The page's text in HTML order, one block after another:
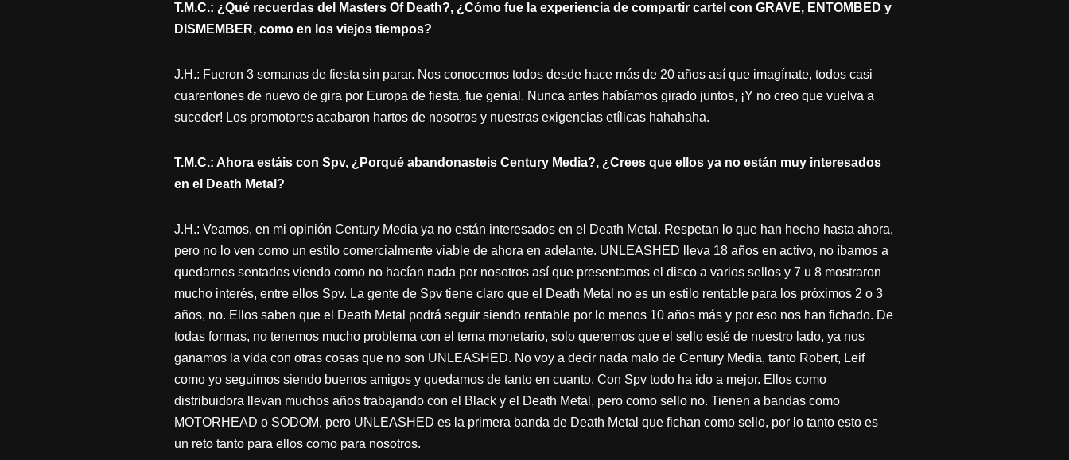
T.M.C.: ¿Qué recuerdas del Masters Of Death?, ¿Cómo fue la experiencia de compartir cartel con GRAVE, ENTOMBED y
DISMEMBER, como en los viejos tiempos?
J.H.: Fueron 3 semanas de fiesta sin parar. Nos conocemos todos desde hace más de 20 años así que imagínate, todos casi
cuarentones de nuevo de gira por Europa de fiesta, fue genial. Nunca antes habíamos girado juntos, ¡Y no creo que vuelva a
suceder! Los promotores acabaron hartos de nosotros y nuestras exigencias etílicas hahahaha.
T.M.C.: Ahora estáis con Spv, ¿Porqué abandonasteis Century Media?, ¿Crees que ellos ya no están muy interesados
en el Death Metal?
J.H.: Veamos, en mi opinión Century Media ya no están interesados en el Death Metal. Respetan lo que han hecho hasta ahora,
pero no lo ven como un estilo comercialmente viable de ahora en adelante. UNLEASHED lleva 18 años en activo, no íbamos a
quedarnos sentados viendo como no hacían nada por nosotros así que presentamos el disco a varios sellos y 7 u 8 mostraron
mucho interés, entre ellos Spv. La gente de Spv tiene claro que el Death Metal no es un estilo rentable para los próximos 2 o 3
años, no. Ellos saben que el Death Metal podrá seguir siendo rentable por lo menos 10 años más y por eso nos han fichado. De
todas formas, no tenemos mucho problema con el tema monetario, solo queremos que el sello esté de nuestro lado, ya nos
ganamos la vida con otras cosas que no son UNLEASHED. No voy a decir nada malo de Century Media, tanto Robert, Leif
como yo seguimos siendo buenos amigos y quedamos de tanto en cuanto. Con Spv todo ha ido a mejor. Ellos como
distribuidora llevan muchos años trabajando con el Black y el Death Metal, pero como sello no. Tienen a bandas como
MOTORHEAD o SODOM, pero UNLEASHED es la primera banda de Death Metal que fichan como sello, por lo tanto esto es
un reto tanto para ellos como para nosotros.